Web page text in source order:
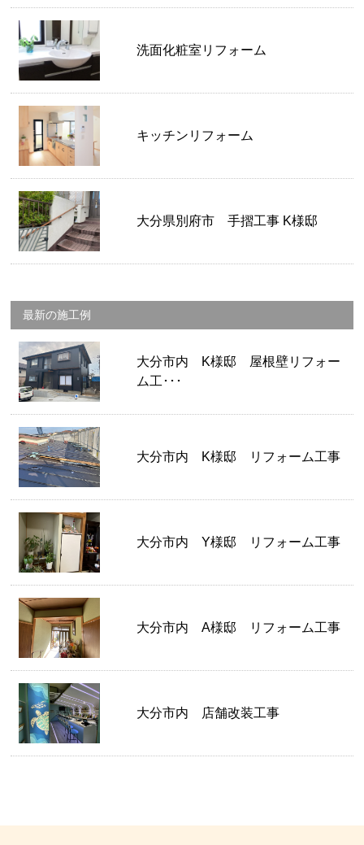
洗面化粧室リフォーム
キッチンリフォーム
大分県別府市 手摺工事 K様邸
最新の施工例
大分市内 K様邸 屋根壁リフォー
ム工･･･
大分市内 K様邸 リフォーム工事
大分市内 Y様邸 リフォーム工事
大分市内 A様邸 リフォーム工事
大分市内 店舗改装工事